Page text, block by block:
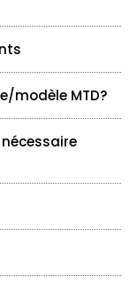
modèle MTD?